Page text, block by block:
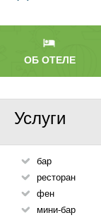
ОБ ОТЕЛЕ
Услуги
бар
ресторан
фен
мини-бар